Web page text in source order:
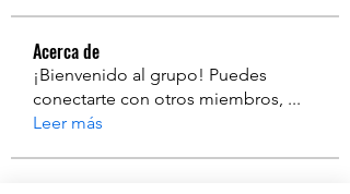
Acerca de
¡Bienvenido al grupo! Puedes
conectarte con otros miembros, ...
Leer más